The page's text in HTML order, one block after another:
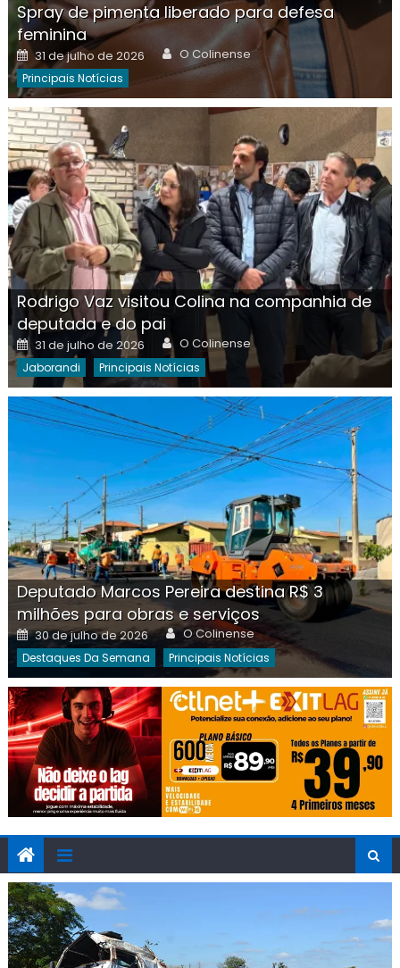
Spray de pimenta liberado para defesa
feminina
Posted
on
31 de julho de 2026 Author
O Colinense
Principais Notícias
Rodrigo Vaz visitou Colina na companhia de
deputada e do pai
Posted
on
31 de julho de 2026 Author
O Colinense
Jaborandi Principais Notícias
Deputado Marcos Pereira destina R$ 3
milhões para obras e serviços
Posted
on
30 de julho de 2026 Author
O Colinense
Destaques Da Semana Principais Notícias